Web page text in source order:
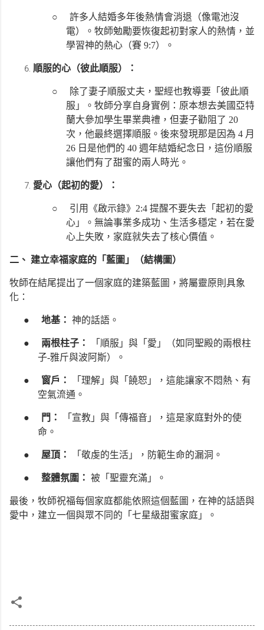
○
許多人結婚多年後熱情會消退（像電池沒
電）。牧師勉勵要恢復起初對家人的熱情，並
學習神的熱心（賽 9:7）。
順服的心（彼此順服）：
○
除了妻子順服丈夫，聖經也教導要「彼此順
服」。牧師分享自身實例：原本想去美國亞特
蘭大參加學生畢業典禮，但妻子勸阻了 20
次，他最終選擇順服。後來發現那是因為 4 月
26 日是他們的 40 週年結婚紀念日，這份順服
讓他們有了甜蜜的兩人時光。
愛心（起初的愛）：
○
引用《啟示錄》2:4 提醒不要失去「起初的愛
心」。無論事業多成功、生活多穩定，若在愛
心上失敗，家庭就失去了核心價值。
二、 建立幸福家庭的「藍圖」（結構圖）
牧師在結尾提出了一個家庭的建築藍圖，將屬靈原則具象
化：
● 地基： 神的話語。
● 兩根柱子：
「順服」與「愛」（如同聖殿的兩根柱
子-雅斤與波阿斯）。
● 窗戶：
「理解」與「饒恕」，這能讓家不悶熱、有
空氣流通。
● 門：
「宣教」與「傳福音」，這是家庭對外的使
命。
● 屋頂： 「敬虔的生活」，防範生命的漏洞。
● 整體氛圍： 被「聖靈充滿」。
最後，牧師祝福每個家庭都能依照這個藍圖，在神的話語與
愛中，建立一個與眾不同的「七星級甜蜜家庭」。